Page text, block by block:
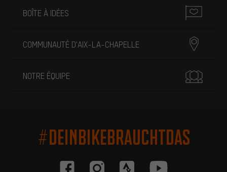
BOÎTE À IDÉES
COMMUNAUTÉ D'AIX-LA-CHAPELLE
NOTRE ÉQUIPE
#DEINBIKEBRAUCHTDAS